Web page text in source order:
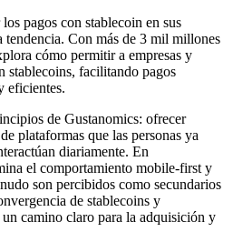
pagos con stablecoin en sus
tendencia. Con más de 3 mil millones
cómo permitir a empresas y
stablecoins, facilitando pagos
eficientes.
de Gustanomics: ofrecer
plataformas que las personas ya
diariamente. En
el comportamiento mobile-first y
son percibidos como secundarios
de stablecoins y
un camino claro para la adquisición y